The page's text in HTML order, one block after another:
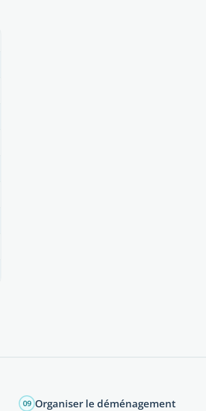
09 Organiser le déménagement